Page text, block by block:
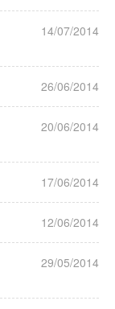
14/07/2014
26/06/2014
20/06/2014
17/06/2014
12/06/2014
29/05/2014